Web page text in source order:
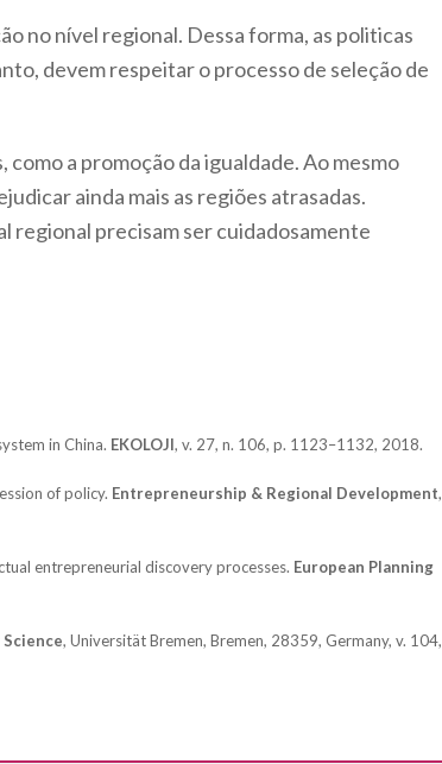
no nível regional. Dessa forma, as politicas
devem respeitar o processo de seleção de
a promoção da igualdade. Ao mesmo
ainda mais as regiões atrasadas.
regional precisam ser cuidadosamente
in China. EKOLOJI, v. 27, n. 106, p. 1123–1132, 2018.
of policy. Entrepreneurship & Regional Development,
entrepreneurial discovery processes. European Planning
, Universität Bremen, Bremen, 28359, Germany, v. 104,